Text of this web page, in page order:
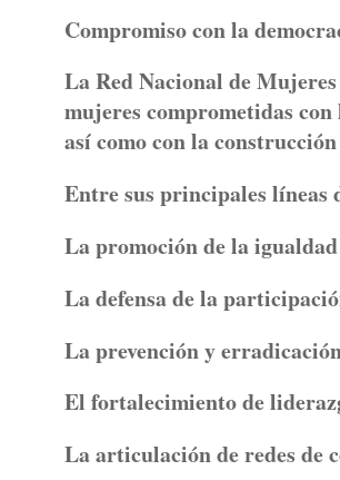
Compromiso con la
La Red Nacional de
mujeres comprometidas
así como con la
Entre sus principales líneas
La promoción de la
La defensa de la
La prevención y
El fortalecimiento de
La articulación de redes de